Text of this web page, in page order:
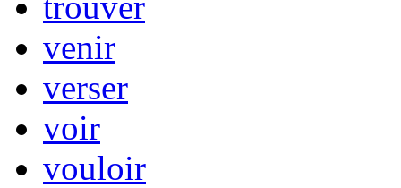
venir
verser
voir
vouloir